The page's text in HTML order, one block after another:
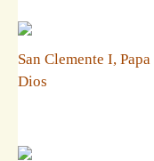
San Clemente I,
Dios